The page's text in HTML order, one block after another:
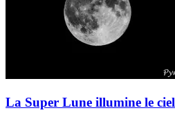
La Super Lune illumine le ciel